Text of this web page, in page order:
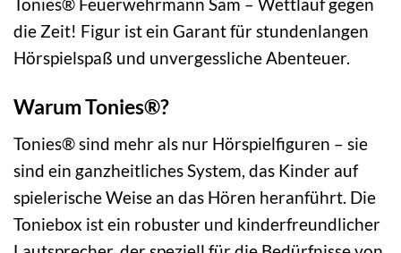
Tonies® Feuerwehrmann Sam – Wettlauf gegen
die Zeit! Figur ist ein Garant für stundenlangen
Hörspielspaß und unvergessliche Abenteuer.
Warum Tonies®?
Tonies® sind mehr als nur Hörspielfiguren – sie
sind ein ganzheitliches System, das Kinder auf
spielerische Weise an das Hören heranführt. Die
Toniebox ist ein robuster und kinderfreundlicher